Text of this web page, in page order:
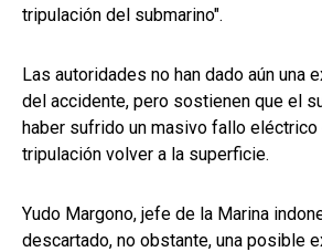
tripulación del submarino".
Las autoridades no han dado aún una
del accidente, pero sostienen que el
haber sufrido un masivo fallo
tripulación volver a la superficie.
Yudo Margono, jefe de la Marina
descartado, no obstante, una posible